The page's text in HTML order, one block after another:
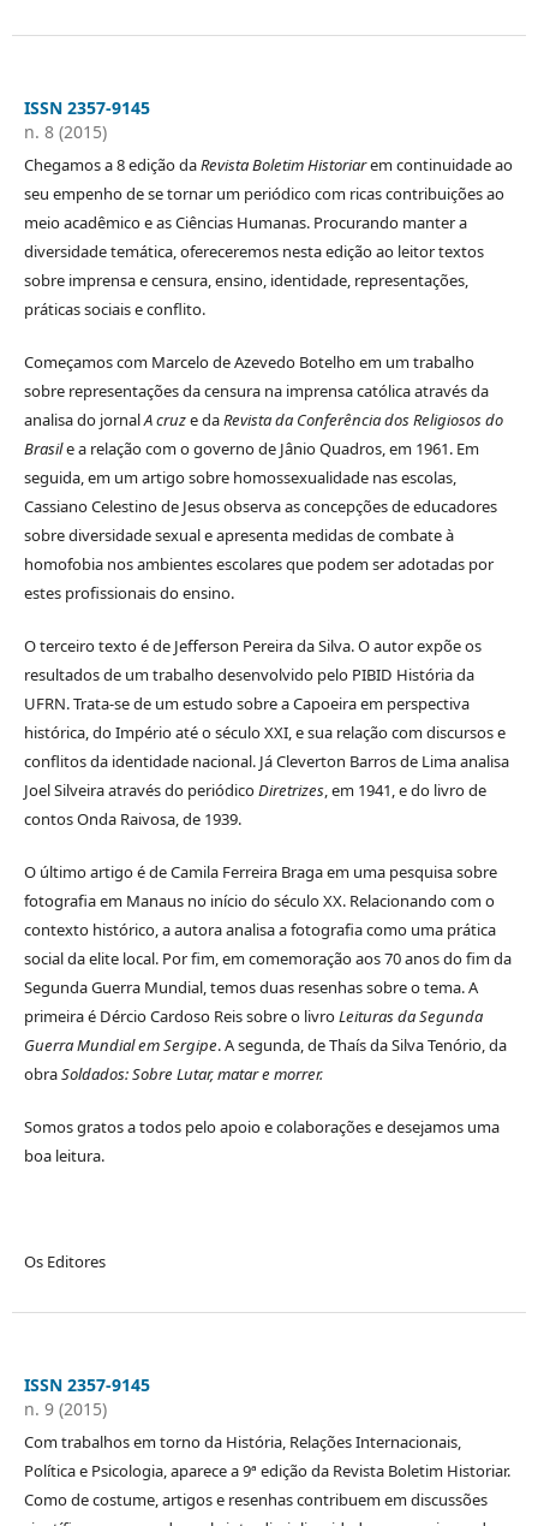
ISSN 2357-9145
n. 8 (2015)
Chegamos a 8 edição daRevista Boletim Historiarem continuidade ao
seu empenho de se tornar um periódico com ricas contribuições ao
meio acadêmico e as Ciências Humanas. Procurando manter a
diversidade temática, ofereceremos nesta edição ao leitor textos
sobre imprensa e censura, ensino, identidade, representações,
práticas sociais e conflito.
Começamos com Marcelo de Azevedo Botelho em um trabalho
sobre representações da censura na imprensa católica através da
analisa do jornalA cruze daRevista da Conferência dos Religiosos do
Brasile a relação com o governo de Jânio Quadros, em 1961. Em
seguida, em um artigo sobre homossexualidade nas escolas,
Cassiano Celestino de Jesus observa as concepções de educadores
sobre diversidade sexual e apresenta medidas de combate à
homofobia nos ambientes escolares que podem ser adotadas por
estes profissionais do ensino.
O terceiro texto é de Jefferson Pereira da Silva. O autor expõe os
resultados de um trabalho desenvolvido pelo PIBID História da
UFRN. Trata-se de um estudo sobre a Capoeira em perspectiva
histórica, do Império até o século XXI, e sua relação com discursos e
conflitos da identidade nacional. Já Cleverton Barros de Lima analisa
Joel Silveira através do periódicoDiretrizes, em 1941, e do livro de
contos Onda Raivosa, de 1939.
O último artigo é de Camila Ferreira Braga em uma pesquisa sobre
fotografia em Manaus no início do século XX. Relacionando com o
contexto histórico, a autora analisa a fotografia como uma prática
social da elite local. Por fim, em comemoração aos 70 anos do fim da
Segunda Guerra Mundial, temos duas resenhas sobre o tema. A
primeira é Dércio Cardoso Reis sobre o livroLeituras da Segunda
Guerra Mundial em Sergipe. A segunda, de Thaís da Silva Tenório, da
obraSoldados: Sobre Lutar, matar e morrer.
Somos gratos a todos pelo apoio e colaborações e desejamos uma
boa leitura.
Os Editores
ISSN 2357-9145
n. 9 (2015)
Com trabalhos em torno da História, Relações Internacionais,
Política e Psicologia, aparece a 9ª edição da Revista Boletim Historiar.
Como de costume, artigos e resenhas contribuem em discussões